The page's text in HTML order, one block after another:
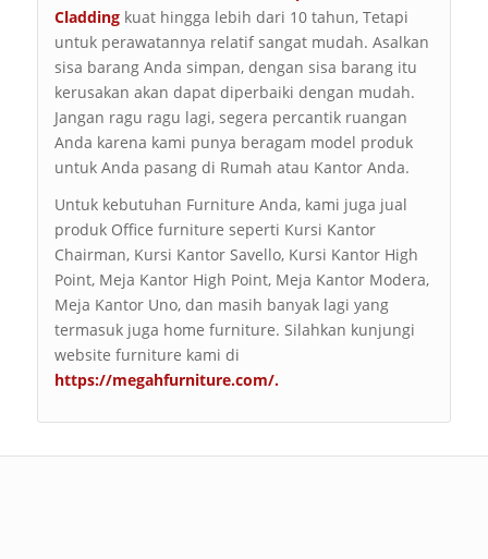
Cladding kuat hingga lebih dari 10 tahun, Tetapi
untuk perawatannya relatif sangat mudah. Asalkan
sisa barang Anda simpan, dengan sisa barang itu
kerusakan akan dapat diperbaiki dengan mudah.
Jangan ragu ragu lagi, segera percantik ruangan
Anda karena kami punya beragam model produk
untuk Anda pasang di Rumah atau Kantor Anda.
Untuk kebutuhan Furniture Anda, kami juga jual
produk Office furniture seperti Kursi Kantor
Chairman, Kursi Kantor Savello, Kursi Kantor High
Point, Meja Kantor High Point, Meja Kantor Modera,
Meja Kantor Uno, dan masih banyak lagi yang
termasuk juga home furniture. Silahkan kunjungi
website furniture kami di
https://megahfurniture.com/.